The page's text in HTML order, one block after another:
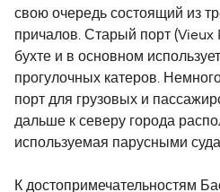
свою очередь состоящий из
причалов. Старый порт (Vieux
бухте и в основном
прогулочных катеров.
порт для грузовых и
дальше к северу города
используемая парусными
К достопримечательностям